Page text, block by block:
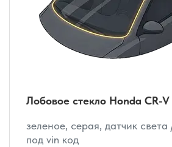
Лобовое стекло Honda CR-V
зеленое, серая, датчик
под vin код